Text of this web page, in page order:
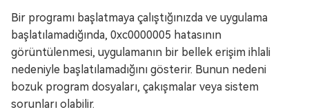
Bir programı başlatmaya çalıştığınızda ve uygulama
başlatılamadığında, 0xc0000005 hatasının
görüntülenmesi, uygulamanın bir bellek erişim ihlali
nedeniyle başlatılamadığını gösterir. Bunun nedeni
bozuk program dosyaları, çakışmalar veya sistem
sorunları olabilir.